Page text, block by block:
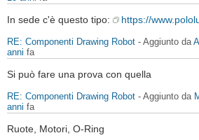
In sede c'è questo tipo: https://
RE: Componenti Drawing Robot - Aggiunto da
anni fa
Si può fare una prova con quella
RE: Componenti Drawing Robot - Aggiunto da
anni fa
Ruote, Motori, O-Ring